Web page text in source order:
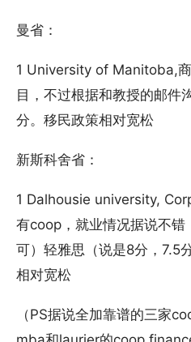
曼省：
1 University of Manitoba,
目，不过根据和教授的邮件
分。移民政策相对宽松
新斯科舍省：
1 Dalhousie university,
有coop，就业情况据说不错
可）轻雅思（说是8分，7.5
相对宽松
（PS据说全加靠谱的三家